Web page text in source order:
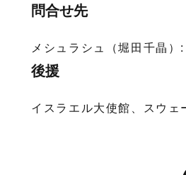
問合せ先
メシュラシュ（堀田千晶
後援
イスラエル大使館、スウェ